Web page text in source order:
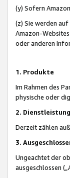
(y) Sofern
(z) Sie werden
Amazon-
oder anderen
1. Produkte
Im Rahmen des
physische oder
2.
Derzeit zählen
3.
Ungeachtet der
ausgeschlossen